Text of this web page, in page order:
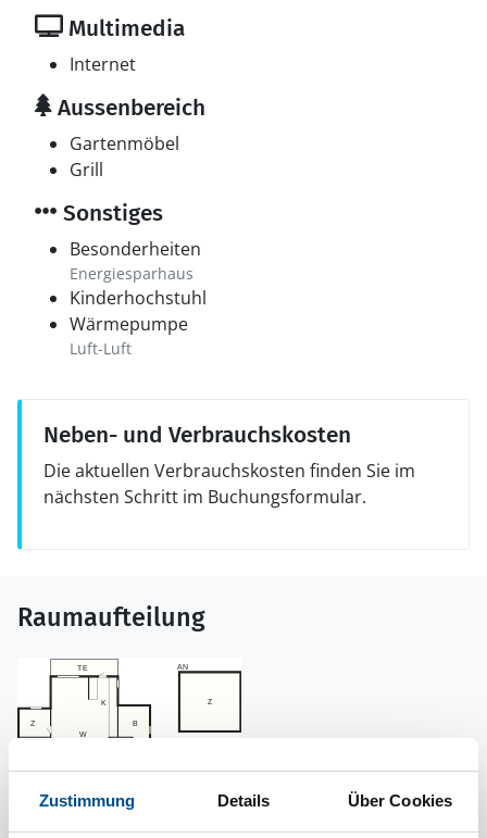
Zustimmung Details Über Cookies
Multimedia
Internet
Aussenbereich
Gartenmöbel
Grill
Sonstiges
Besonderheiten
Energiesparhaus
Kinderhochstuhl
Wärmepumpe
Luft-Luft
Neben- und Verbrauchskosten
Die aktuellen Verbrauchskosten finden Sie im
nächsten Schritt im Buchungsformular.
Raumaufteilung